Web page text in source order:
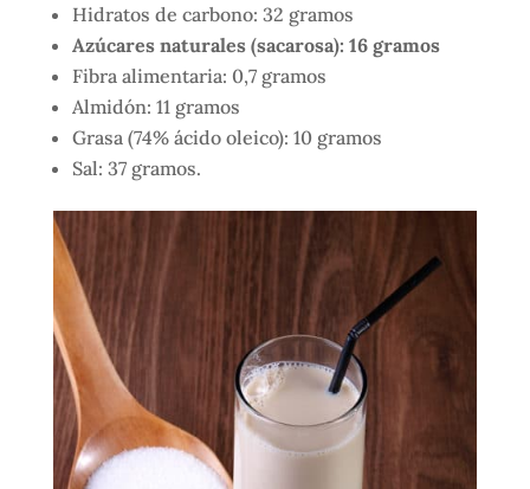
Hidratos de carbono: 32 gramos
Azúcares naturales (sacarosa): 16 gramos
Fibra alimentaria: 0,7 gramos
Almidón: 11 gramos
Grasa (74% ácido oleico): 10 gramos
Sal: 37 gramos.